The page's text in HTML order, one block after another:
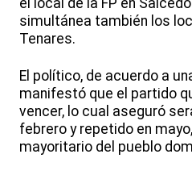
el local de la FP en
simultánea también los
Tenares.
El político, de acuerdo a
manifestó que el partido
vencer, lo cual aseguró
febrero y repetido en
mayoritario del pueblo